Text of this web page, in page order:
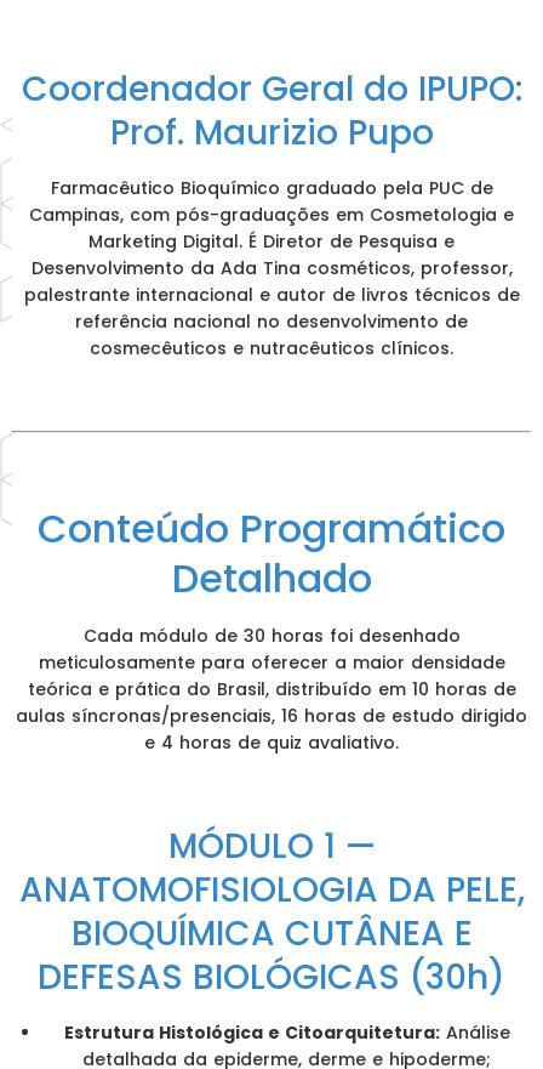
Coordenador Geral do IPUPO:
Prof. Maurizio Pupo
Farmacêutico Bioquímico graduado pela PUC de
Campinas, com pós-graduações em Cosmetologia e
Marketing Digital. É Diretor de Pesquisa e
Desenvolvimento da Ada Tina cosméticos, professor,
palestrante internacional e autor de livros técnicos de
referência nacional no desenvolvimento de
cosmecêuticos e nutracêuticos clínicos.
Conteúdo Programático
Detalhado
Cada módulo de 30 horas foi desenhado
meticulosamente para oferecer a maior densidade
teórica e prática do Brasil, distribuído em 10 horas de
aulas síncronas/presenciais, 16 horas de estudo dirigido
e 4 horas de quiz avaliativo.
MÓDULO 1 —
ANATOMOFISIOLOGIA DA PELE,
BIOQUÍMICA CUTÂNEA E
DEFESAS BIOLÓGICAS (30h)
Estrutura Histológica e Citoarquitetura:Análise
detalhada da epiderme, derme e hipoderme;